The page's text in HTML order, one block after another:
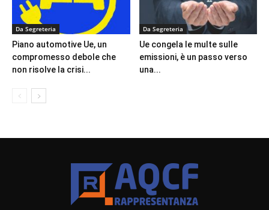
Da Segreteria
Piano automotive Ue, un
compromesso debole che
non risolve la crisi...
Da Segreteria
Ue congela le multe sulle
emissioni, è un passo verso
una...